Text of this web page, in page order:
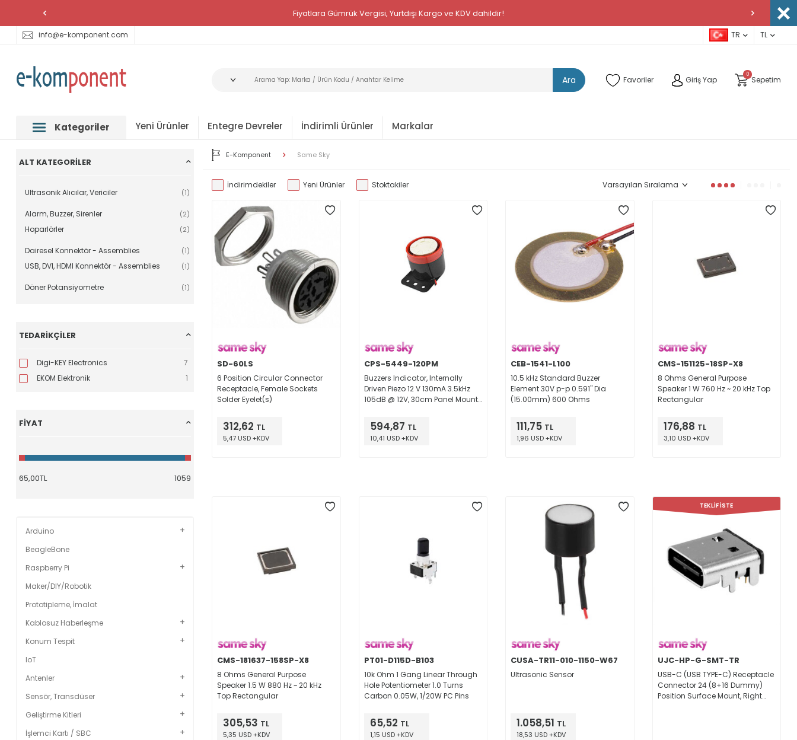
Fiyatlara Gümrük Vergisi, Yurtdışı Kargo ve KDV dahildir!
info@e-komponent.com TR TL
Ara Favoriler Giriş Yap
0
Sepetim
Kategoriler Yeni Ürünler Entegre Devreler İndirimli Ürünler Markalar
ALT KATEGORILER
Ultrasonik Alıcılar, Vericiler (1)
Alarm, Buzzer, Sirenler (2)
Hoparlörler (2)
Dairesel Konnektör - Assemblies (1)
USB, DVI, HDMI Konnektör - Assemblies (1)
Döner Potansiyometre (1)
TEDARIKÇILER
Digi-KEY Electronics
7
EKOM Elektronik
1
FIYAT
Arduino
BeagleBone
Raspberry Pi
Maker/DIY/Robotik
Prototipleme, İmalat
Kablosuz Haberleşme
Konum Tespit
IoT
Antenler
Sensör, Transdüser
Geliştirme Kitleri
İşlemci Kartı / SBC
E-Komponent Same Sky
İndirimdekiler Yeni Ürünler Stoktakiler
SD-60LS
6 Position Circular Connector
Receptacle, Female Sockets
Solder Eyelet(s)
312,62 TL
5,47 USD +KDV
CPS-5449-120PM
Buzzers Indicator, Internally
Driven Piezo 12 V 130mA 3.5kHz
105dB @ 12V, 30cm Panel Mount,
594,87 TL
10,41 USD +KDV
CEB-1541-L100
10.5 kHz Standard Buzzer
Element 30V p-p 0.591" Dia
(15.00mm) 600 Ohms
111,75 TL
1,96 USD +KDV
CMS-151125-18SP-X8
8 Ohms General Purpose
Speaker 1 W 760 Hz ~ 20 kHz Top
Rectangular
176,88 TL
3,10 USD +KDV
CMS-181637-158SP-X8
8 Ohms General Purpose
Speaker 1.5 W 880 Hz ~ 20 kHz
Top Rectangular
305,53 TL
5,35 USD +KDV
PT01-D115D-B103
10k Ohm 1 Gang Linear Through
Hole Potentiometer 1.0 Turns
Carbon 0.05W, 1/20W PC Pins
65,52 TL
1,15 USD +KDV
CUSA-TR11-010-1150-W67
Ultrasonic Sensor
1.058,51 TL
18,53 USD +KDV
TEKLİF İSTE
UJC-HP-G-SMT-TR
USB-C (USB TYPE-C) Receptacle
Connector 24 (8+16 Dummy)
Position Surface Mount, Right